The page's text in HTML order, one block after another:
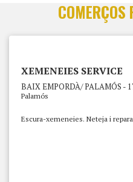
COMERÇOS
XEMENEIES SERVICE
BAIX EMPORDÀ/ PALAMÓS -
Palamós
Escura-xemeneies. Neteja i